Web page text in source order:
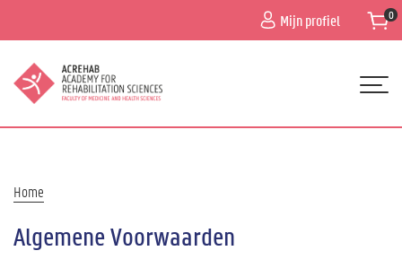
inhoud
Mijn profiel
PROGRAMMA
ALGEMENE INFO
Kruimelpad
Home
Algemene Voorwaarden